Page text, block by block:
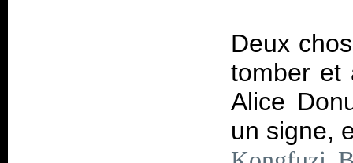
Deux
tomber et
Alice
un signe,